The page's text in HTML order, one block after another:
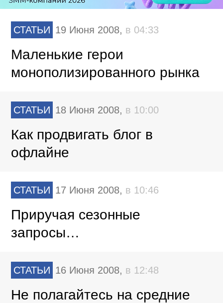
СТАТЬИ 19 Июня 2008, в 04:33
Маленькие герои
монополизированного рынка
СТАТЬИ 18 Июня 2008, в 10:00
Как продвигать блог в
офлайне
СТАТЬИ 17 Июня 2008, в 10:46
Приручая сезонные
запросы…
СТАТЬИ 16 Июня 2008, в 12:48
Не полагайтесь на средние